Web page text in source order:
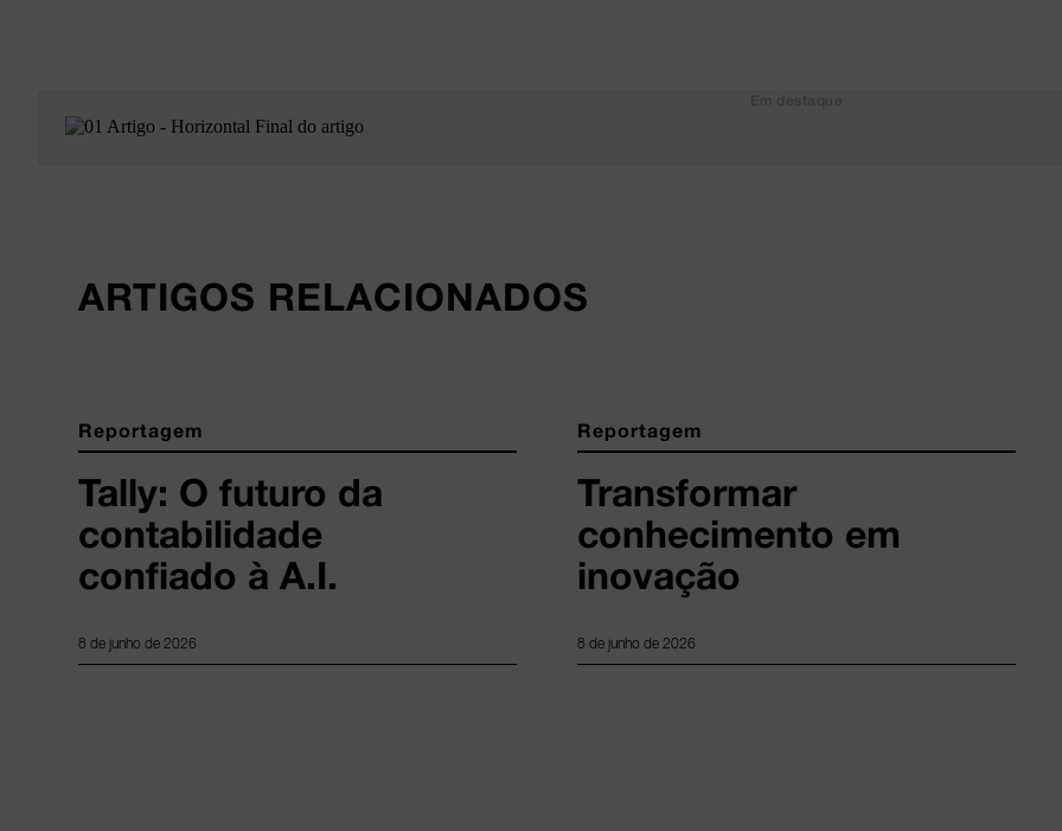
ARTIGOS RELACIONADOS
Reportagem
Tally: O futuro da
contabilidade
confiado à A.I.
8 de junho de 2026
Reportagem
Transformar
conhecimento em
inovação
8 de junho de 2026